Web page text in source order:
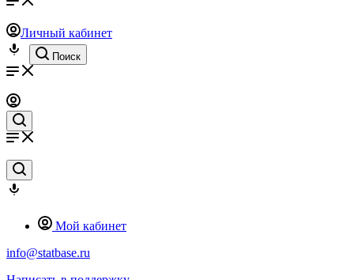
Личный кабинет
Поиск
Мой кабинет
info@statbase.ru